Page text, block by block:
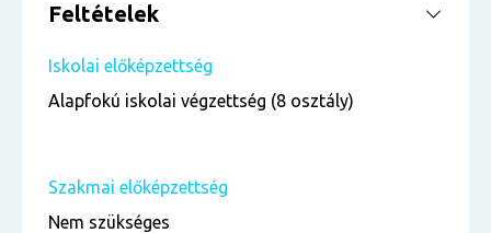
Feltételek
Iskolai előképzettség
Alapfokú iskolai végzettség (8 osztály)
Szakmai előképzettség
Nem szükséges